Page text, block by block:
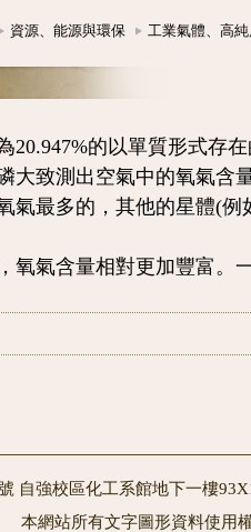
資源、能源與環保 工業氣體、高
20.947%的以單質形式存
大致測出空氣中的氧氣含
氣最多的，其他的星體(
氧氣含量相對更加豐富。
自強校區化工系館地下一樓
本網站所有文字圖形資料使用